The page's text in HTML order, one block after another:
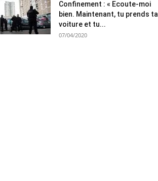
Confinement : « Ecoute-moi
bien. Maintenant, tu prends ta
voiture et tu...
07/04/2020